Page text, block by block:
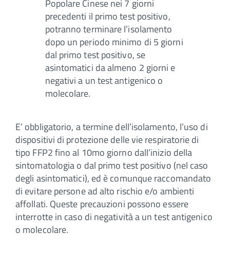
Popolare Cinese nei 7 giorni
precedenti il primo test positivo,
potranno terminare l’isolamento
dopo un periodo minimo di 5 giorni
dal primo test positivo, se
asintomatici da almeno 2 giorni e
negativi a un test antigenico o
molecolare.
E’ obbligatorio, a termine dell’isolamento, l’uso di
dispositivi di protezione delle vie respiratorie di
tipo FFP2 fino al 10mo giorno dall’inizio della
sintomatologia o dal primo test positivo (nel caso
degli asintomatici), ed è comunque raccomandato
di evitare persone ad alto rischio e/o ambienti
affollati. Queste precauzioni possono essere
interrotte in caso di negatività a un test antigenico
o molecolare.